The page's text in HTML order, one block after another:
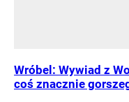
Wróbel: Wywiad z
coś znacznie